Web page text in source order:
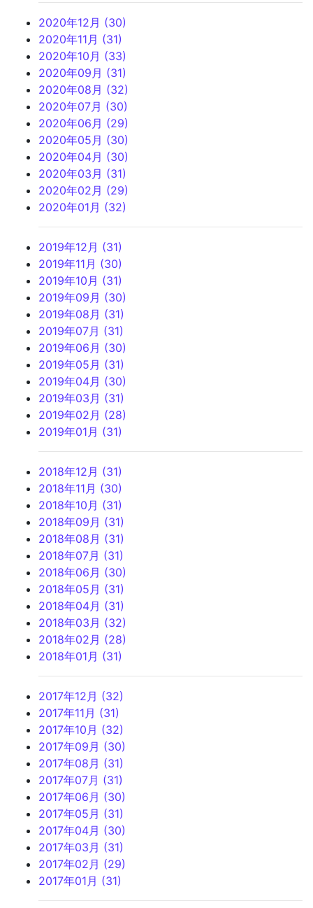
2020年12月 (30)
2020年11月 (31)
2020年10月 (33)
2020年09月 (31)
2020年08月 (32)
2020年07月 (30)
2020年06月 (29)
2020年05月 (30)
2020年04月 (30)
2020年03月 (31)
2020年02月 (29)
2020年01月 (32)
2019年12月 (31)
2019年11月 (30)
2019年10月 (31)
2019年09月 (30)
2019年08月 (31)
2019年07月 (31)
2019年06月 (30)
2019年05月 (31)
2019年04月 (30)
2019年03月 (31)
2019年02月 (28)
2019年01月 (31)
2018年12月 (31)
2018年11月 (30)
2018年10月 (31)
2018年09月 (31)
2018年08月 (31)
2018年07月 (31)
2018年06月 (30)
2018年05月 (31)
2018年04月 (31)
2018年03月 (32)
2018年02月 (28)
2018年01月 (31)
2017年12月 (32)
2017年11月 (31)
2017年10月 (32)
2017年09月 (30)
2017年08月 (31)
2017年07月 (31)
2017年06月 (30)
2017年05月 (31)
2017年04月 (30)
2017年03月 (31)
2017年02月 (29)
2017年01月 (31)